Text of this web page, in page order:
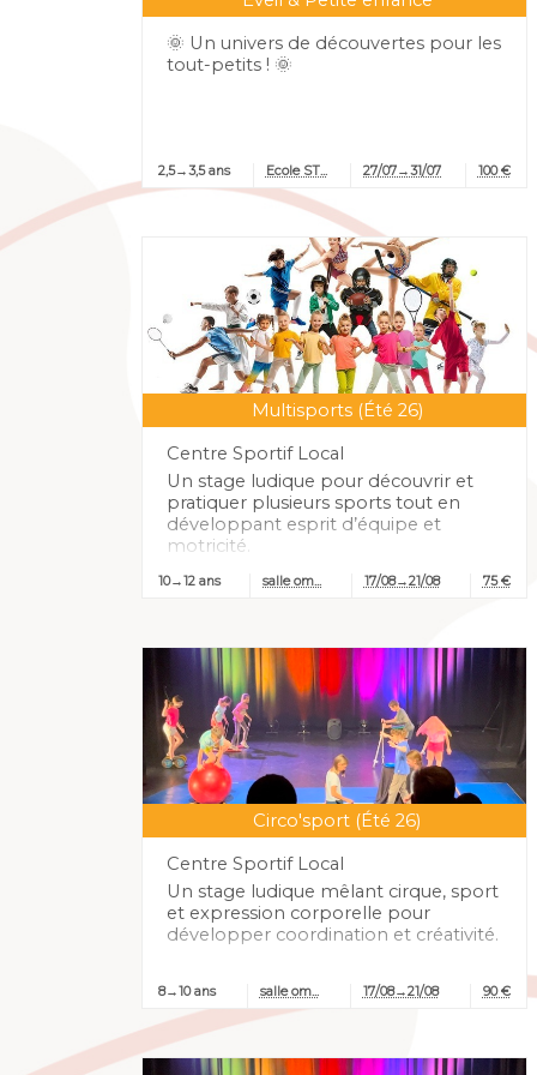
🌞 Un univers de découvertes pour les
tout-petits ! 🌞
2,5→3,5 ans Ecole ST... 27/07→31/07 100 €
14/08
17/08
21/08⛔Complète à cette
période
Multisports (Été 26)
Centre Sportif Local
Un stage ludique pour découvrir et
pratiquer plusieurs sports tout en
développant esprit d’équipe et
motricité.
10→12 ans salle om... 17/08→21/08 75 €
Circo'sport (Été 26)
Centre Sportif Local
Un stage ludique mêlant cirque, sport
et expression corporelle pour
développer coordination et créativité.
8→10 ans salle om... 17/08→21/08 90 €